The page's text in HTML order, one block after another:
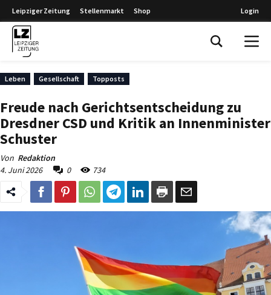
Leipziger Zeitung Stellenmarkt Shop Login
Leben Gesellschaft Topposts
Freude nach Gerichtsentscheidung zu
Dresdner CSD und Kritik an Innenminister
Schuster
Von Redaktion
4. Juni 2026
0 734